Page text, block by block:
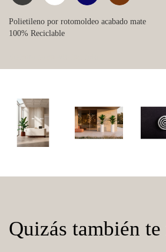
Polietileno por rotomoldeo acabado mate
100% Reciclable
Quizás también te